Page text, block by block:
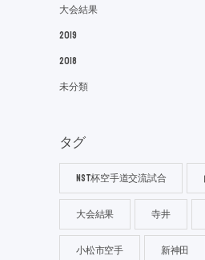
大会結果
2019
2018
未分類
タグ
NST杯空手道交流試合
大会結果 寺井
小松市空手 新神田